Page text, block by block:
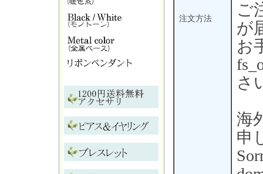
注文方法
ご
が
お
さ
海
申